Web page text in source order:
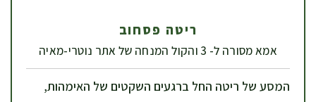
ריטה פסחוב
אמא מסורה ל- 3 והקול המנחה של אתר נוטרי-מאיה
המסע של ריטה החל ברגעים השקטים של האימהות,